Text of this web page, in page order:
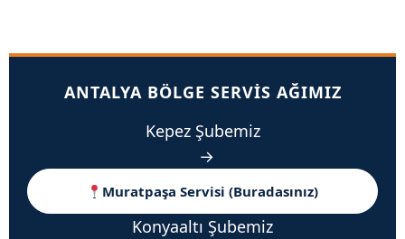
ANTALYA BÖLGE SERVIS AĞIMIZ
Kepez Şubemiz
→
Muratpaşa Servisi (Buradasınız)
Konyaaltı Şubemiz